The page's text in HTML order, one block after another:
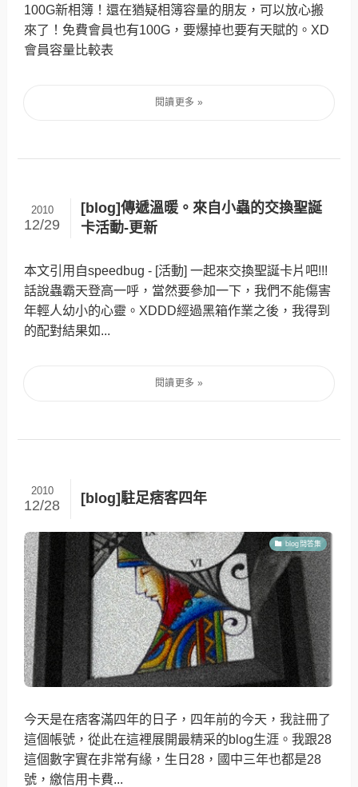
100G新相簿！還在猶疑相簿容量的朋友，可以放心搬
來了！免費會員也有100G，要爆掉也要有天賦的。XD
會員容量比較表
[blog]傳遞溫暖。來自小蟲的交換聖誕
卡活動-更新
2010
12/29
本文引用自speedbug - [活動] 一起來交換聖誕卡片吧!!!
話說蟲霸天登高一呼，當然要參加一下，我們不能傷害
年輕人幼小的心靈。XDDD經過黑箱作業之後，我得到
的配對結果如...
[blog]駐足痞客四年
2010
12/28
blog問答集
今天是在痞客滿四年的日子，四年前的今天，我註冊了
這個帳號，從此在這裡展開最精采的blog生涯。我跟28
這個數字實在非常有緣，生日28，國中三年也都是28
號，繳信用卡費...